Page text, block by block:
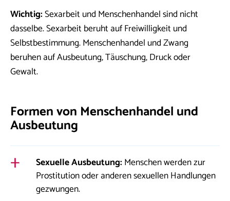
Wichtig:Sexarbeit und Menschenhandel sind nicht
dasselbe. Sexarbeit beruht auf Freiwilligkeit und
Selbstbestimmung. Menschenhandel und Zwang
beruhen auf Ausbeutung, Täuschung, Druck oder
Gewalt.
Formen von Menschenhandel und
Ausbeutung
Sexuelle Ausbeutung: Menschen werden zur
Prostitution oder anderen sexuellen Handlungen
gezwungen.